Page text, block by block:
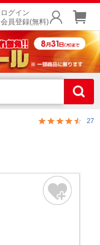
ログイン
会員登録(無料)
27